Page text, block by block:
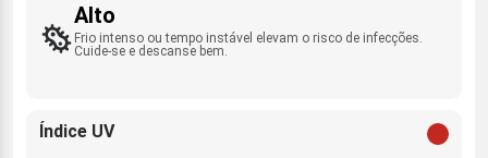
Alto
Frio intenso ou tempo instável elevam o risco de infecções.
Cuide-se e descanse bem.
Índice UV